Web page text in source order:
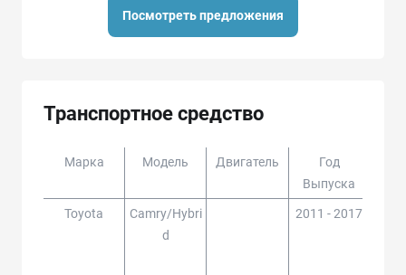
Посмотреть предложения
Транспортное средство
Марка Модель Двигатель
Год
Выпуска
Toyota
Camry/hybri
D
2011 - 2017